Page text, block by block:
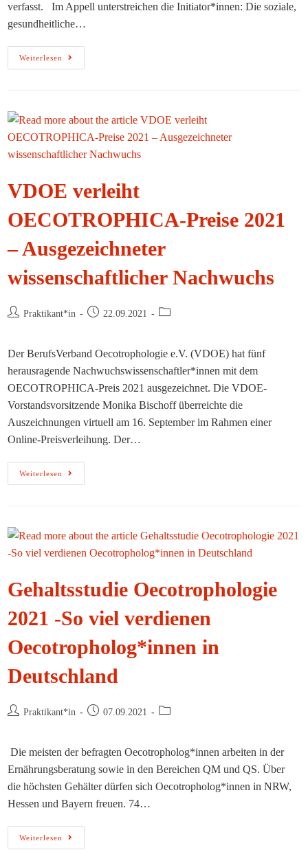
verfasst. Im Appell unterstreichen die Initiator*innen: Die soziale,
gesundheitliche…
Weiterlesen
Breites
Bündnis
90/Grünen
Und
FDP
Politik
Für
VDOE verleiht
OECOTROPHICA-Preise 2021
– Ausgezeichneter
wissenschaftlicher Nachwuchs
Beitrags-Praktikant*in
Beitrag22.09.2021
Beitrags-
Der BerufsVerband Oecotrophologie e.V. (VDOE) hat fünf
herausragende Nachwuchswissenschaftler*innen mit dem
OECOTROPHICA-Preis 2021 ausgezeichnet. Die VDOE-
Vorstandsvorsitzende Monika Bischoff überreichte die
Auszeichnungen virtuell am 16. September im Rahmen einer
Online-Preisverleihung. Der…
Weiterlesen
VDOE
Verleiht
Ausgezeichneter
Wissenschaftlicher
Nachwuchs
Gehaltsstudie Oecotrophologie
2021 -So viel verdienen
Oecotropholog*innen in
Deutschland
Beitrags-Praktikant*in
Beitrag07.09.2021
Beitrags-
Die meisten der befragten Oecotropholog*innen arbeiten in der
Ernährungsberatung sowie in den Bereichen QM und QS. Über
die höchsten Gehälter dürfen sich Oecotropholog*innen in NRW,
Hessen und Bayern freuen. 74…
Weiterlesen
Gehaltsstudie
Oecotrophologie